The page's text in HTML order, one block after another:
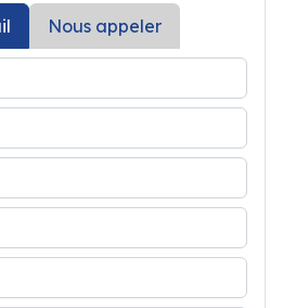
Nous appeler